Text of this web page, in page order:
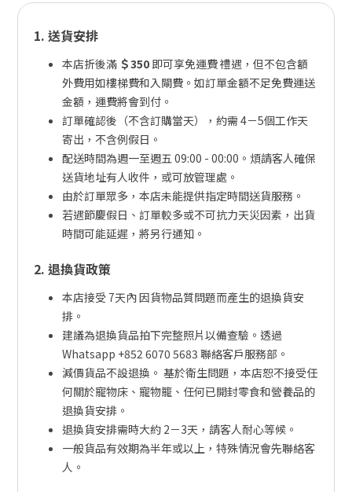
1. 送貨安排
本店折後滿 ＄350 即可享免運費 禮遇，但不包含額
外費用如樓梯費和入閘費。如訂單金額不足免費運送
金額，運費將會到付。
訂單確認後（不含訂購當天），約需 4－5個工作天
寄出，不含例假日。
配送時間為週一至週五 09:00 - 00:00。煩請客人確保
送貨地址有人收件，或可放管理處。
由於訂單眾多，本店未能提供指定時間送貨服務。
若遇節慶假日、訂單較多或不可抗力天災因素，出貨
時間可能延遲，將另行通知。
2. 退換貨政策
本店接受 7天內 因貨物品質問題而產生的退換貨安
排。
建議為退換貨品拍下完整照片以備查驗。透過
Whatsapp +852 6070 5683 聯絡客戶服務部。
減價貨品不設退換。 基於衛生問題，本店恕不接受任
何關於寵物床、寵物籠、任何已開封零食和營養品的
退換貨安排。
退換貨安排需時大約 2－3天，請客人耐心等候。
一般貨品有效期為半年或以上，特殊情況會先聯絡客
人。